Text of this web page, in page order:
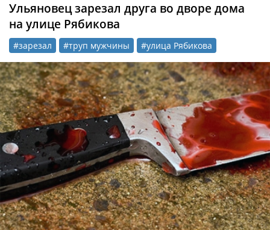
Ульяновец зарезал друга во дворе дома
на улице Рябикова
#зарезал #труп мужчины #улица Рябикова